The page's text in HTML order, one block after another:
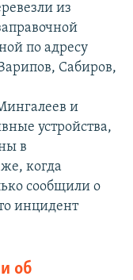
из
по адресу
Сабиров,
и
устройства,
в
когда
сообщили о
инцидент
об